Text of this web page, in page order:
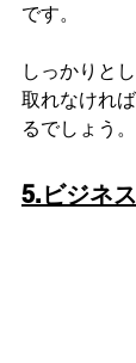
です。
しっかりと
取れなけれ
るでしょう。
5.ビジネ